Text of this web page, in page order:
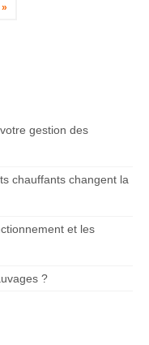
»
gestion des
chauffants changent la
et les
?